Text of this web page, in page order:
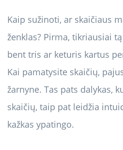
Kaip sužinoti, ar skaičiaus
ženklas? Pirma, tikriausiai
bent tris ar keturis kartus
Kai pamatysite skaičių,
žarnyne. Tas pats dalykas,
skaičių, taip pat leidžia
kažkas ypatingo.